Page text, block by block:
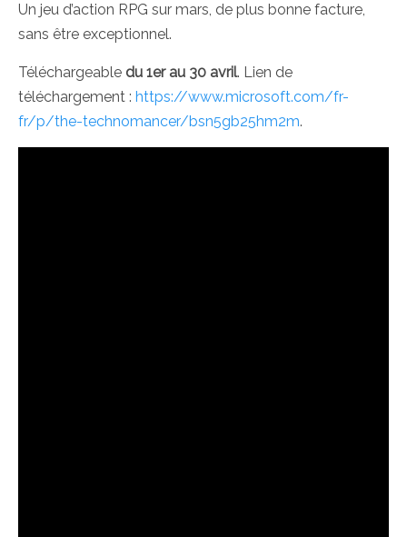
Un jeu d’action RPG sur mars, de plus bonne facture,
sans être exceptionnel.
Téléchargeable du 1er au 30 avril. Lien de
téléchargement : https://www.microsoft.com/fr-
fr/p/the-technomancer/bsn5gb25hm2m.